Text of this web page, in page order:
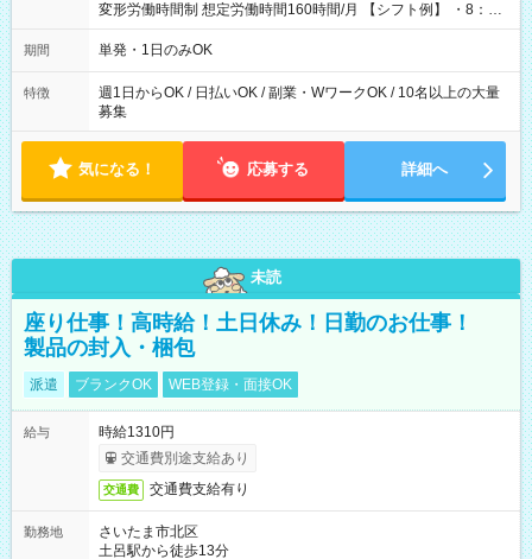
変形労働時間制 想定労働時間160時間/月 【シフト例】 ・8：00
～21：00
期間 単発・1日のみOK
特徴
週1日からOK / 日払いOK / 副業・WワークOK / 10名以上の大量
募集
気になる！ 応募する 詳細へ
未読
座り仕事！高時給！土日休み！日勤のお仕事！
製品の封入・梱包
派遣 ブランクOK WEB登録・面接OK
給与
時給1310円
交通費別途支給あり
交通費 交通費支給有り
勤務地
さいたま市北区
土呂駅から徒歩13分